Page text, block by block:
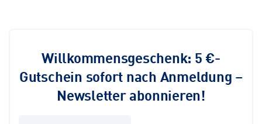
Willkommensgeschenk: 5 €-
Gutschein sofort nach Anmeldung –
Newsletter abonnieren!